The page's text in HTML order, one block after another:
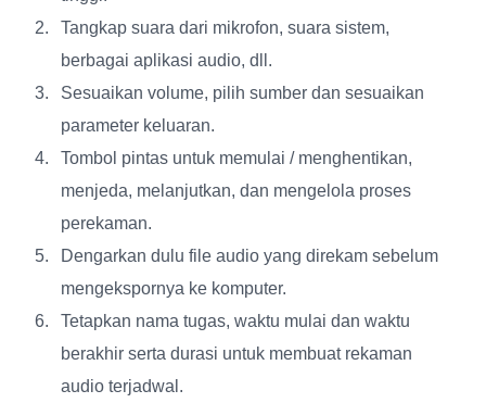
Tangkap suara dari mikrofon, suara sistem,
berbagai aplikasi audio, dll.
Sesuaikan volume, pilih sumber dan sesuaikan
parameter keluaran.
Tombol pintas untuk memulai / menghentikan,
menjeda, melanjutkan, dan mengelola proses
perekaman.
Dengarkan dulu file audio yang direkam sebelum
mengekspornya ke komputer.
Tetapkan nama tugas, waktu mulai dan waktu
berakhir serta durasi untuk membuat rekaman
audio terjadwal.